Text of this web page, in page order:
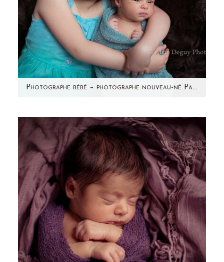
Photographe bébé – photographe nouveau-né Paris & région parisienne – Studio – Maëly
Sonia? Voici la petite princesse qui se cachait
dans ce ventre…